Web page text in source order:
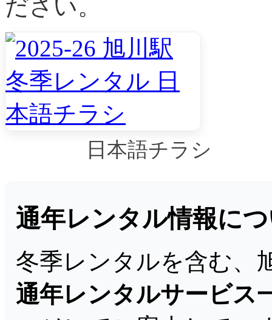
ださい。
日本語チラシ
通年レンタル情報に
冬季レンタルを含む、
通年レンタルサービス